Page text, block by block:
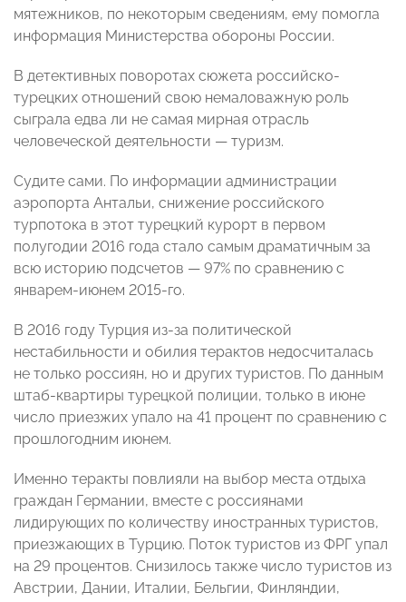
мятежников, по некоторым сведениям, ему помогла
информация Министерства обороны России.
В детективных поворотах сюжета российско-
турецких отношений свою немаловажную роль
сыграла едва ли не самая мирная отрасль
человеческой деятельности — туризм.
Судите сами. По информации администрации
аэропорта Антальи, снижение российского
турпотока в этот турецкий курорт в первом
полугодии 2016 года стало самым драматичным за
всю историю подсчетов — 97% по сравнению с
январем-июнем 2015-го.
В 2016 году Турция из-за политической
нестабильности и обилия терактов недосчиталась
не только россиян, но и других туристов. По данным
штаб-квартиры турецкой полиции, только в июне
число приезжих упало на 41 процент по сравнению с
прошлогодним июнем.
Именно теракты повлияли на выбор места отдыха
граждан Германии, вместе с россиянами
лидирующих по количеству иностранных туристов,
приезжающих в Турцию. Поток туристов из ФРГ упал
на 29 процентов. Снизилось также число туристов из
Австрии, Дании, Италии, Бельгии, Финляндии,